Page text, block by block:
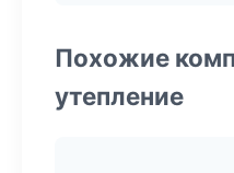
Похожие
утепление